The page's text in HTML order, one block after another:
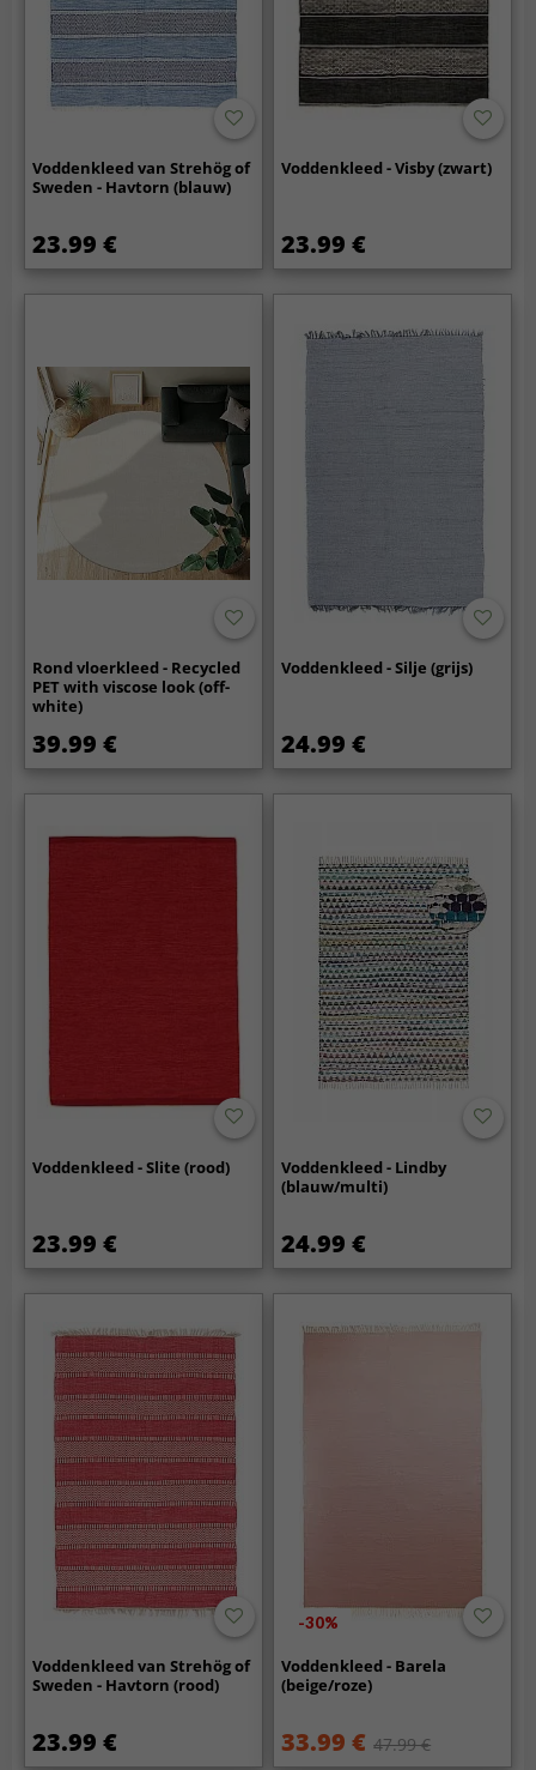
Voddenkleed van Strehög of
Sweden - Havtorn (blauw)
23.99 €
Voddenkleed - Visby (zwart)
23.99 €
Rond vloerkleed - Recycled
PET with viscose look (off-
white)
39.99 €
Voddenkleed - Silje (grijs)
24.99 €
Voddenkleed - Slite (rood)
23.99 €
Voddenkleed - Lindby
(blauw/multi)
24.99 €
Voddenkleed van Strehög of
Sweden - Havtorn (rood)
23.99 €
-30%
Voddenkleed - Barela
(beige/roze)
33.99 € 47.99 €